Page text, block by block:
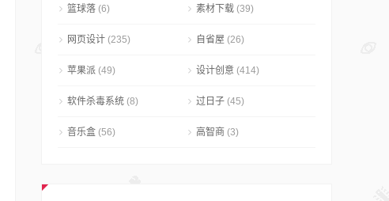
篮球落 (6) 素材下载 (39)
网页设计 (235) 自省屋 (26)
苹果派 (49) 设计创意 (414)
软件杀毒系统 (8) 过日子 (45)
音乐盒 (56) 高智商 (3)